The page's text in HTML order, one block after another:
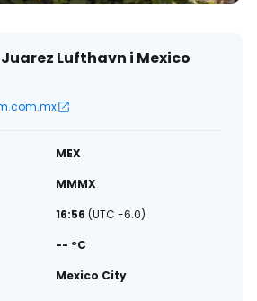
Lufthavn i Mexico
MEX
MMMX
16:56 (UTC -6.0)
-- °C
Mexico City